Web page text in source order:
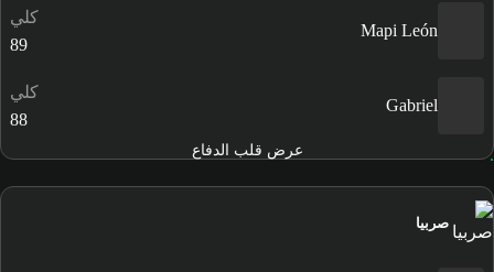
Mapi León
كلي
89
Gabriel
كلي
88
عرض قلب الدفاع
صربيا